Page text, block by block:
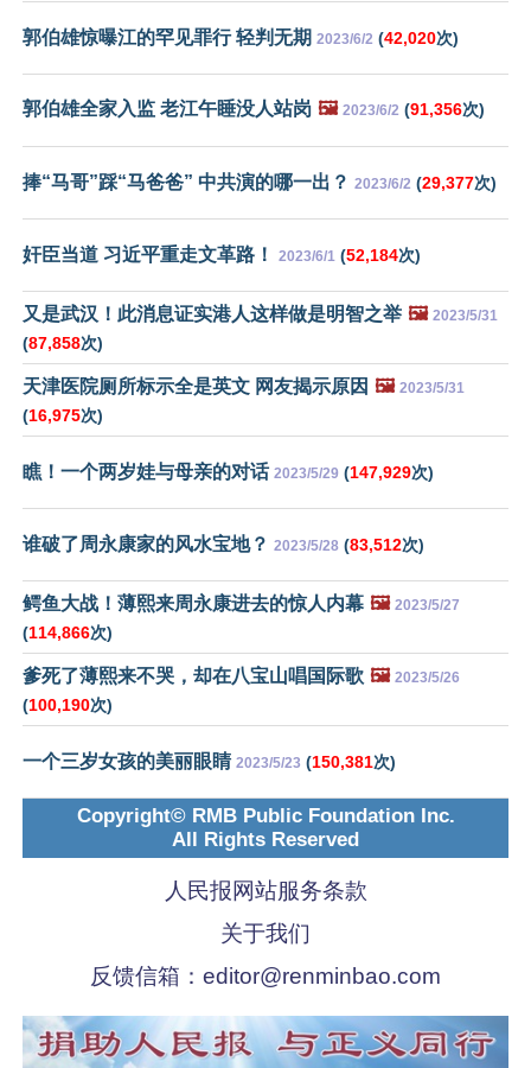
郭伯雄惊曝江的罕见罪行 轻判无期 2023/6/2 (42,020次)
郭伯雄全家入监 老江午睡没人站岗 🖼️ 2023/6/2 (91,356次)
捧“马哥”踩“马爸爸” 中共演的哪一出？ 2023/6/2 (29,377次)
奸臣当道 习近平重走文革路！ 2023/6/1 (52,184次)
又是武汉！此消息证实港人这样做是明智之举 🖼️ 2023/5/31
(87,858次)
天津医院厕所标示全是英文 网友揭示原因 🖼️ 2023/5/31
(16,975次)
瞧！一个两岁娃与母亲的对话 2023/5/29 (147,929次)
谁破了周永康家的风水宝地？ 2023/5/28 (83,512次)
鳄鱼大战！薄熙来周永康进去的惊人内幕 🖼️ 2023/5/27
(114,866次)
爹死了薄熙来不哭，却在八宝山唱国际歌 🖼️ 2023/5/26
(100,190次)
一个三岁女孩的美丽眼睛 2023/5/23 (150,381次)
Copyright© RMB Public Foundation Inc.
All Rights Reserved
人民报网站服务条款
关于我们
反馈信箱： editor@renminbao.com